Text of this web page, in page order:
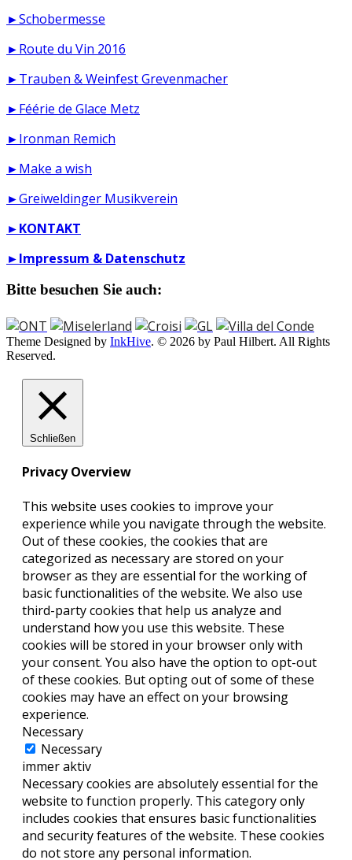
►Schobermesse
►Route du Vin 2016
►Trauben & Weinfest Grevenmacher
►Féérie de Glace Metz
►Ironman Remich
►Make a wish
►Greiweldinger Musikverein
►KONTAKT
►Impressum & Datenschutz
Bitte besuchen Sie auch:
Theme Designed by InkHive. © 2026 by Paul Hilbert. All Rights
Reserved.
Schließen
Privacy Overview
This website uses cookies to improve your
experience while you navigate through the website.
Out of these cookies, the cookies that are
categorized as necessary are stored on your
browser as they are essential for the working of
basic functionalities of the website. We also use
third-party cookies that help us analyze and
understand how you use this website. These
cookies will be stored in your browser only with
your consent. You also have the option to opt-out
of these cookies. But opting out of some of these
cookies may have an effect on your browsing
experience.
Necessary
Necessary
immer aktiv
Necessary cookies are absolutely essential for the
website to function properly. This category only
includes cookies that ensures basic functionalities
and security features of the website. These cookies
do not store any personal information.